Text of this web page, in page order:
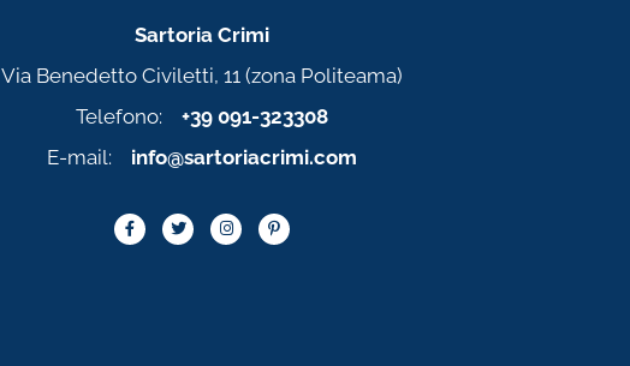
Sartoria Crimi
Via Benedetto Civiletti, 11 (zona Politeama)
Telefono: +39 091-323308
E-mail: info@sartoriacrimi.com